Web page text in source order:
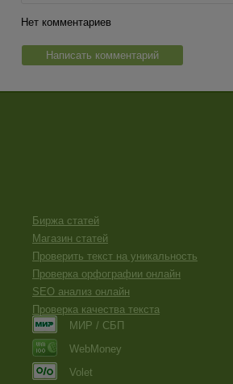
Нет комментариев
Написать комментарий
Биржа статей
Магазин статей
Проверить текст на уникальность
Проверка орфографии онлайн
SEO анализ онлайн
Проверка качества текста
МИР / СБП
WebMoney
Volet